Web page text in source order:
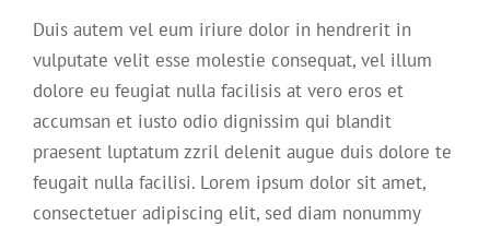
Duis autem vel eum iriure dolor in hendrerit in
vulputate velit esse molestie consequat, vel illum
dolore eu feugiat nulla facilisis at vero eros et
accumsan et iusto odio dignissim qui blandit
praesent luptatum zzril delenit augue duis dolore te
feugait nulla facilisi. Lorem ipsum dolor sit amet,
consectetuer adipiscing elit, sed diam nonummy